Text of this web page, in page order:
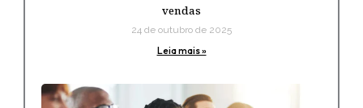
vendas
24 de outubro de 2025
Leia mais »